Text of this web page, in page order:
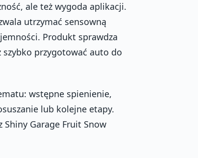
ale też wygoda aplikacji.
utrzymać sensowną
Produkt sprawdza
szybko przygotować auto do
wstępne spienienie,
lub kolejne etapy.
Garage Fruit Snow